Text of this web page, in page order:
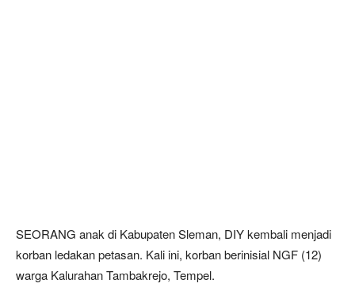
SEORANG anak di Kabupaten Sleman, DIY kembali menjadi
korban ledakan petasan. Kali ini, korban berinisial NGF (12)
warga Kalurahan Tambakrejo, Tempel.